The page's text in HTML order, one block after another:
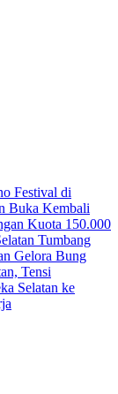
Festival di
Buka Kembali
Kuota 150.000
Tumbang
Gelora Bung
Tensi
Selatan ke